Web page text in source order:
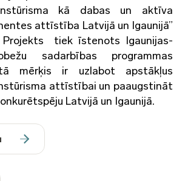
kā dabas un aktīva
attīstība Latvijā un Igaunijā”
Projekts tiek īstenots Igaunijas-
sadarbības programmas
mērķis ir uzlabot apstākļus
attīstībai un paaugstināt
Latvijā un Igaunijā.